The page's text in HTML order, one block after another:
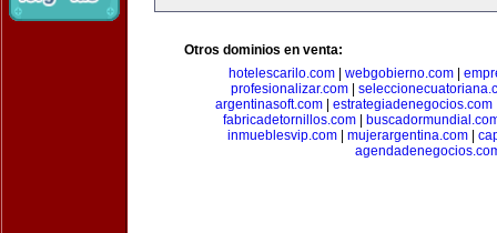
Otros dominios en venta:
hotelescarilo.com
webgobierno.com
profesionalizar.com|
argentinasoft.com| estrategiadenegocios.com
fabricadetornillos.com
inmueblesvip.com
mujerargentina.com